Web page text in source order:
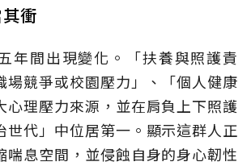
衝
年間出現變化。「扶養與照護責
場競爭或校園壓力」、「個人健康
心理壓力來源，並在肩負上下照護
世代」中位居第一。顯示這群人正
喘息空間，並侵蝕自身的身心韌性